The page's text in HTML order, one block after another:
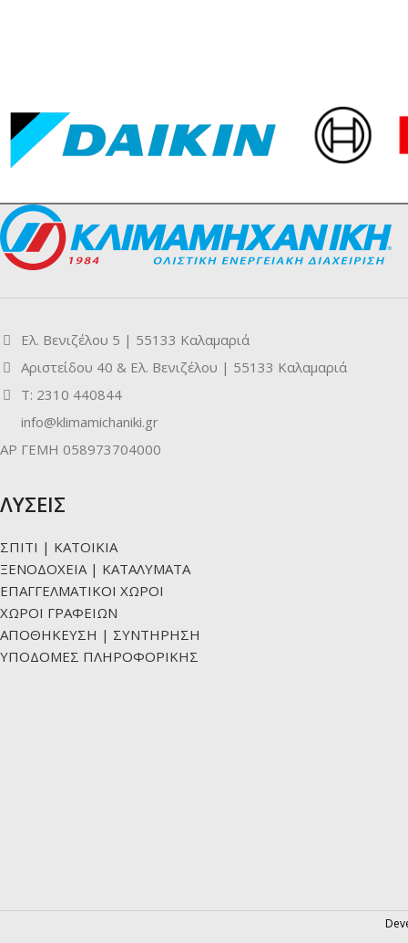
Ελ. Βενιζέλου 5 | 55133 Καλαμαριά
Αριστείδου 40 & Ελ. Βενιζέλου | 55133 Καλαμαριά
Τ: 2310 440844
info@klimamichaniki.gr
ΑΡ ΓΕΜΗ 058973704000
ΛΥΣΕΙΣ
ΣΠΙΤΙ | ΚΑΤΟΙΚΙΑ
ΞΕΝΟΔΟΧΕΙΑ | ΚΑΤΑΛΥΜΑΤΑ
ΕΠΑΓΓΕΛΜΑΤΙΚΟΙ ΧΩΡΟΙ
ΧΩΡΟΙ ΓΡΑΦΕΙΩΝ
ΑΠΟΘΗΚΕΥΣΗ | ΣΥΝΤΗΡΗΣΗ
ΥΠΟΔΟΜΕΣ ΠΛΗΡΟΦΟΡΙΚΗΣ